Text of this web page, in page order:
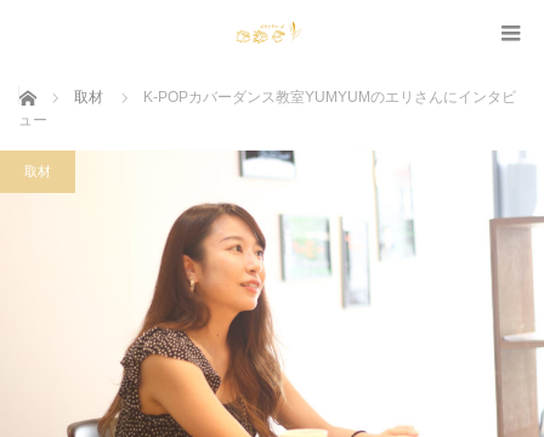
ホーム 取材
K-POPカバーダンス教室YUMYUMのエリさんにインタビ
ュー
取材